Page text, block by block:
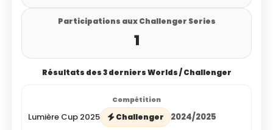
Participations aux Challenger Series
1
Résultats des 3 derniers Worlds / Challenger
Lumière Cup 2025 Challenger 2024/2025